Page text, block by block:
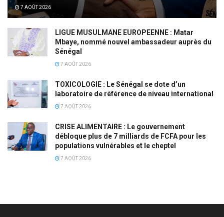
7 AOÛT 2026
LIGUE MUSULMANE EUROPEENNE : Matar
Mbaye, nommé nouvel ambassadeur auprès du
Sénégal
7 AOÛT 2026
TOXICOLOGIE : Le Sénégal se dote d’un
laboratoire de référence de niveau international
7 AOÛT 2026
CRISE ALIMENTAIRE : Le gouvernement
débloque plus de 7 milliards de FCFA pour les
populations vulnérables et le cheptel
7 AOÛT 2026